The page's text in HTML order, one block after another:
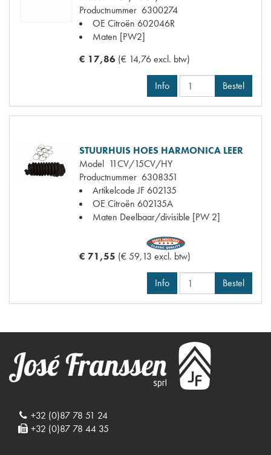
Productnummer 6300274
OE Citroën 602046R
Maten [PW2]
€ 17,86 (€ 14,76 excl. btw)
Info Bestel
STUURHUIS HOES HARMONICA LEER
Model 11CV/15CV/HY
Productnummer 6308351
Artikelcode JF 602135
OE Citroën 602135A
Maten Deelbaar/divisible [PW 2]
€ 71,55 (€ 59,13 excl. btw)
Info Bestel
+32 (0)87 78 51 24
+32 (0)87 78 44 35